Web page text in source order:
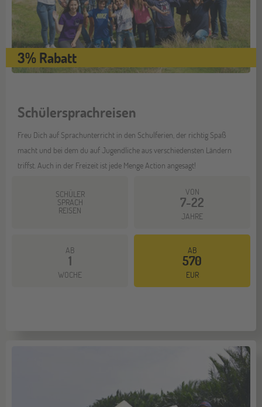
3% Rabatt
Schülersprachreisen
Freu Dich auf Sprachunterricht in den Schulferien, der richtig Spaß
macht und bei dem du auf Jugendliche aus verschiedensten Ländern
triffst. Auch in der Freizeit ist jede Menge Action angesagt!
SCHÜLER
SPRACH
REISEN
VON
7-22
JAHRE
AB
1
WOCHE
AB
570
EUR